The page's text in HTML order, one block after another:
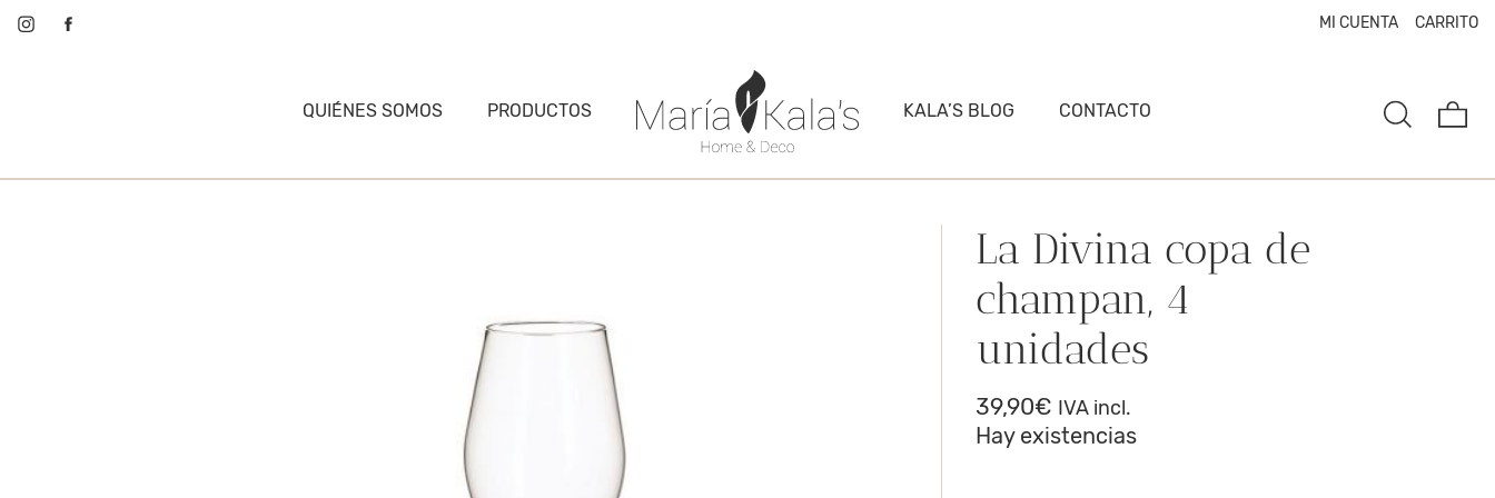
MI CUENTA CARRITO
QUIÉNES SOMOS PRODUCTOS KALA’S BLOG CONTACTO
La Divina copa de
champan, 4
unidades
39,90€ IVA incl.
Hay existencias